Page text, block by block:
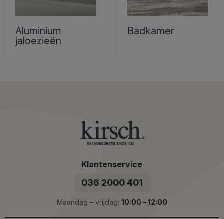
Aluminium
jaloezieën
Badkamer
Klantenservice
036 2000 401
Maandag – vrijdag: 10:00 – 12:00